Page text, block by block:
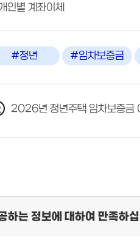
인별 계좌이체
#청년 #임차보증금
2026년 청년주택 임차보증금
하는 정보에 대하여 만족하